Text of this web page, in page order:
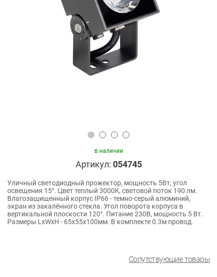
в наличии
Артикул: 054745
Уличный светодиодный прожектор, мощность 5Вт, угол
освещения 15°. Цвет теплый 3000К, световой поток 190 лм.
Влагозащищенный корпус IP66 - темно-серый алюминий,
экран из закалённого стекла. Угол поворота корпуса в
вертикальной плоскости 120°. Питание 230В, мощность 5 Вт.
Размеры LxWxH - 65х55х100мм. В комплекте 0.3м провод.
Сопутствующие товары